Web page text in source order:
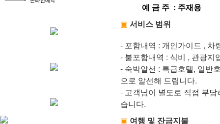
예 금 주 : 주재용
▣ 서비스 범위
- 포함내역 : 개인가이드 , 차
- 불포함내역 : 식비 , 관광지
- 숙박알선 : 특급호텔, 일반
으로 알선해 드립니다.
- 고객님이 별도로 직접 부
습니다.
▣ 여행 및 잔금지불